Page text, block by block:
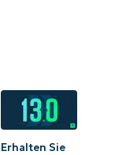
Erhalten Sie